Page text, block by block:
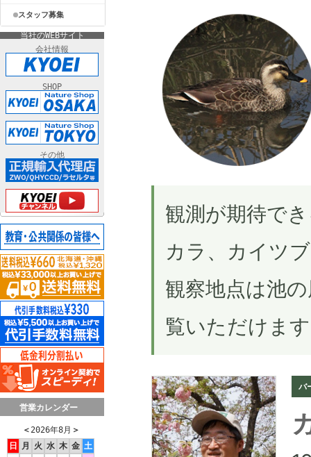
スタッフ募集
当社のWEBサイト
会社情報
SHOP
その他
営業カレンダー
＜ 2026年8月 ＞
日
月 火 水 木 金 土
観測が期待で
カラ、カイツ
観察地点は池
覧いただけま
バ